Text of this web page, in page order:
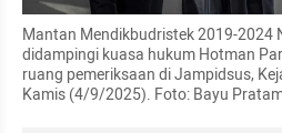
Mantan Mendikbudristek 2019-2024
didampingi kuasa hukum Hotman
ruang pemeriksaan di Jampidsus,
Kamis (4/9/2025). Foto: Bayu